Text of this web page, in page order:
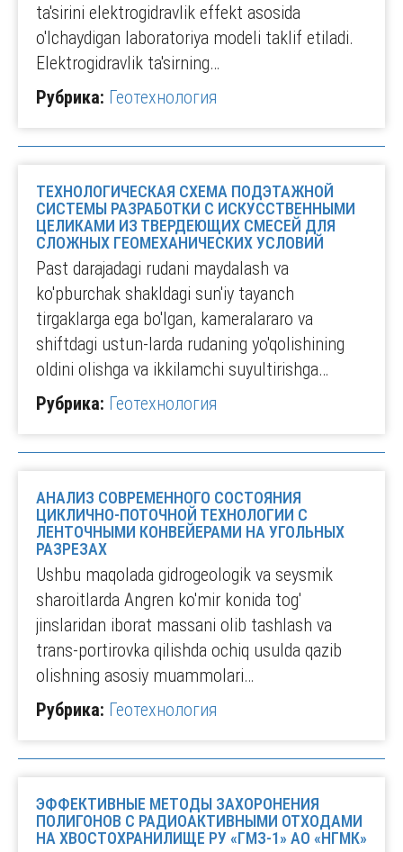
ta'sirini elektrogidravlik effekt asosida
o'lchaydigan laboratoriya modeli taklif etiladi.
Elektrogidravlik ta'sirning…
Рубрика: Геотехнология
ТЕХНОЛОГИЧЕСКАЯ СХЕМА ПОДЭТАЖНОЙ
СИСТЕМЫ РАЗРАБОТКИ С ИСКУССТВЕННЫМИ
ЦЕЛИКАМИ ИЗ ТВЕРДЕЮЩИХ СМЕСЕЙ ДЛЯ
СЛОЖНЫХ ГЕОМЕХАНИЧЕСКИХ УСЛОВИЙ
Past darajadagi rudani maydalash va
ko'pburchak shakldagi sun'iy tayanch
tirgaklarga ega bo'lgan, kameralararo va
shiftdagi ustun-larda rudaning yo'qolishining
oldini olishga va ikkilamchi suyultirishga…
Рубрика: Геотехнология
АНАЛИЗ СОВРЕМЕННОГО СОСТОЯНИЯ
ЦИКЛИЧНО-ПОТОЧНОЙ ТЕХНОЛОГИИ С
ЛЕНТОЧНЫМИ КОНВЕЙЕРАМИ НА УГОЛЬНЫХ
РАЗРЕЗАХ
Ushbu maqolada gidrogeologik va seysmik
sharoitlarda Angren ko'mir konida tog'
jinslaridan iborat massani olib tashlash va
trans-portirovka qilishda ochiq usulda qazib
olishning asosiy muammolari…
Рубрика: Геотехнология
ЭФФЕКТИВНЫЕ МЕТОДЫ ЗАХОРОНЕНИЯ
ПОЛИГОНОВ С РАДИОАКТИВНЫМИ ОТХОДАМИ
НА ХВОСТОХРАНИЛИЩЕ РУ «ГМЗ-1» АО «НГМК»